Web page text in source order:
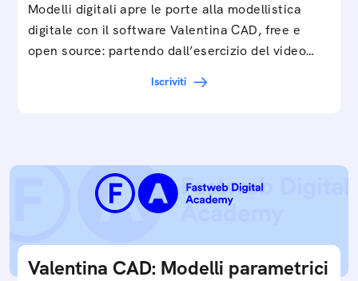
Modelli digitali apre le porte alla modellistica
digitale con il software Valentina CAD, free e
open source: partendo dall’esercizio del video…
Iscriviti
Valentina CAD: Modelli parametrici